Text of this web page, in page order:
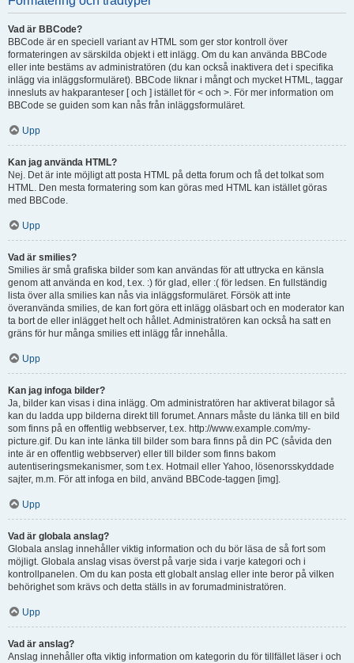
Vad är BBCode?
BBCode är en speciell variant av HTML som ger stor kontroll över
formateringen av särskilda objekt i ett inlägg. Om du kan använda BBCode
eller inte bestäms av administratören (du kan också inaktivera det i specifika
inlägg via inläggsformuläret). BBCode liknar i mångt och mycket HTML, taggar
innesluts av hakparanteser [ och ] istället för < och >. För mer information om
BBCode se guiden som kan nås från inläggsformuläret.
Upp
Kan jag använda HTML?
Nej. Det är inte möjligt att posta HTML på detta forum och få det tolkat som
HTML. Den mesta formatering som kan göras med HTML kan istället göras
med BBCode.
Upp
Vad är smilies?
Smilies är små grafiska bilder som kan användas för att uttrycka en känsla
genom att använda en kod, t.ex. :) för glad, eller :( för ledsen. En fullständig
lista över alla smilies kan nås via inläggsformuläret. Försök att inte
överanvända smilies, de kan fort göra ett inlägg oläsbart och en moderator kan
ta bort de eller inlägget helt och hållet. Administratören kan också ha satt en
gräns för hur många smilies ett inlägg får innehålla.
Upp
Kan jag infoga bilder?
Ja, bilder kan visas i dina inlägg. Om administratören har aktiverat bilagor så
kan du ladda upp bilderna direkt till forumet. Annars måste du länka till en bild
som finns på en offentlig webbserver, t.ex. http://www.example.com/my-
picture.gif. Du kan inte länka till bilder som bara finns på din PC (såvida den
inte är en offentlig webbserver) eller till bilder som finns bakom
autentiseringsmekanismer, som t.ex. Hotmail eller Yahoo, lösenorsskyddade
sajter, m.m. För att infoga en bild, använd BBCode-taggen [img].
Upp
Vad är globala anslag?
Globala anslag innehåller viktig information och du bör läsa de så fort som
möjligt. Globala anslag visas överst på varje sida i varje kategori och i
kontrollpanelen. Om du kan posta ett globalt anslag eller inte beror på vilken
behörighet som krävs och detta ställs in av forumadministratören.
Upp
Vad är anslag?
Anslag innehåller ofta viktig information om kategorin du för tillfället läser i och